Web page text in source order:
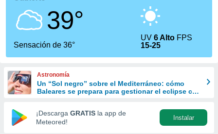
que se
calidad.
a este
las
y
forma
digital
basada
39°
Sensación de 36°
UV6 Alto FPS
15-25
Astronomía
Un “Sol negro” sobre el Mediterráneo: cómo
Baleares se prepara para gestionar el eclipse con
¡Descarga GRATIS la app de
Meteored!
Instalar